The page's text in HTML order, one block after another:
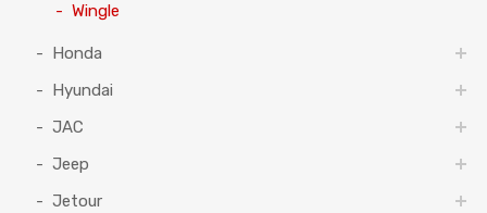
Wingle
Honda
Hyundai
JAC
Jeep
Jetour